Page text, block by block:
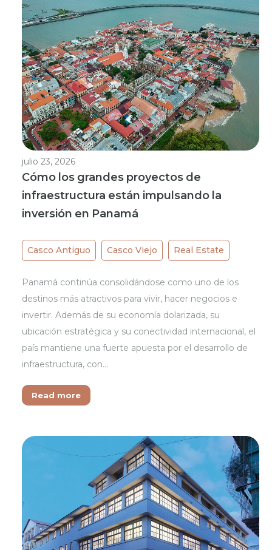
julio 23, 2026
Cómo los grandes proyectos de
infraestructura están impulsando la
inversión en Panamá
Casco Antiguo Casco Viejo Real Estate
Panamá continúa consolidándose como uno de los
destinos más atractivos para vivir, hacer negocios e
invertir. Además de su economía dolarizada, su
ubicación estratégica y su conectividad internacional, el
país mantiene una fuerte apuesta por el desarrollo de
infraestructura, con…
Read more